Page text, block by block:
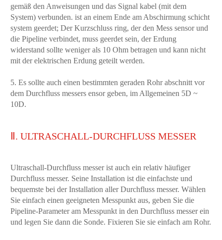
gemäß den Anweisungen und das Signal kabel (mit dem
System) verbunden. ist an einem Ende am Abschirmung schicht
system geerdet; Der Kurzschluss ring, der den Mess sensor und
die Pipeline verbindet, muss geerdet sein, der Erdung
widerstand sollte weniger als 10 Ohm betragen und kann nicht
mit der elektrischen Erdung geteilt werden.
5. Es sollte auch einen bestimmten geraden Rohr abschnitt vor
dem Durchfluss messers ensor geben, im Allgemeinen 5D ~
10D.
Ⅱ. ULTRASCHALL-DURCHFLUSS MESSER
Ultraschall-Durchfluss messer ist auch ein relativ häufiger
Durchfluss messer. Seine Installation ist die einfachste und
bequemste bei der Installation aller Durchfluss messer. Wählen
Sie einfach einen geeigneten Messpunkt aus, geben Sie die
Pipeline-Parameter am Messpunkt in den Durchfluss messer ein
und legen Sie dann die Sonde. Fixieren Sie sie einfach am Rohr.